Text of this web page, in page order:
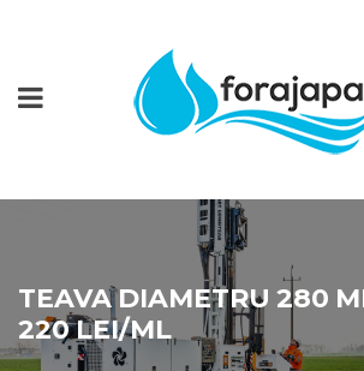
TEAVA DIAMETRU 280
220 LEI/ML